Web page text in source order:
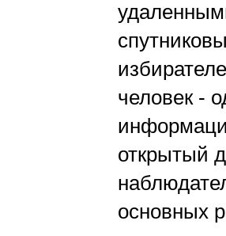
человек -
открытый
основных